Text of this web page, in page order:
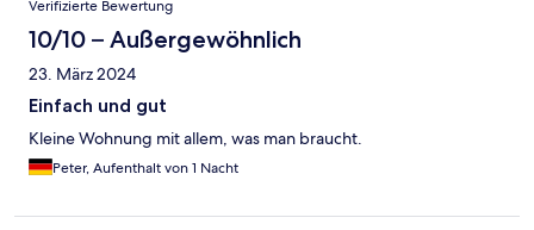
Verifizierte Bewertung
10/10 – Außergewöhnlich
23. März 2024
Einfach und gut
Kleine Wohnung mit allem, was man braucht.
Peter, Aufenthalt von 1 Nacht